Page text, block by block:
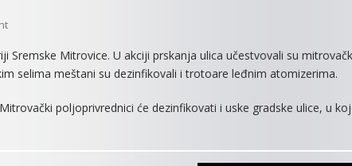
On
ULICA
U
I
Sremske Mitrovice. U akciji prskanja ulica učestvovali su
selima meštani su dezinfikovali i trotoare leđnim atomizerima.
poljoprivrednici će dezinfikovati i uske gradske ulice, u